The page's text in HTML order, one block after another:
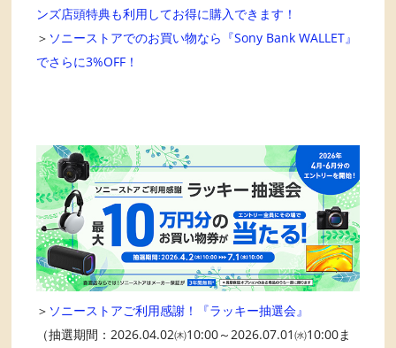
ンズ店頭特典も利用してお得に購入できます！
＞ ソニーストアでのお買い物なら『Sony Bank WALLET』
でさらに3%OFF！
＞ ソニーストアご利用感謝！『ラッキー抽選会』
（抽選期間：2026.04.02㈭10:00～2026.07.01㈬10:00ま